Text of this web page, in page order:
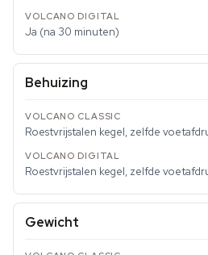
Ja (na 30 minuten)
Behuizing
Roestvrijstalen kegel, zelfde
Roestvrijstalen kegel, zelfde
Gewicht